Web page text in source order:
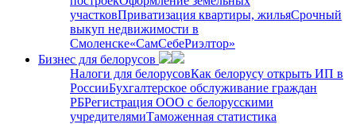
участковПриватизация квартиры, жильяСрочный
выкуп недвижимости в
Cмоленске«СамСебеРиэлтор»
Бизнес для белорусов
Налоги для белорусовКак белорусу открыть ИП в
РоссииБухгалтерское обслуживание граждан
РБРегистрация ООО с белорусскими
учредителямиТаможенная статистика